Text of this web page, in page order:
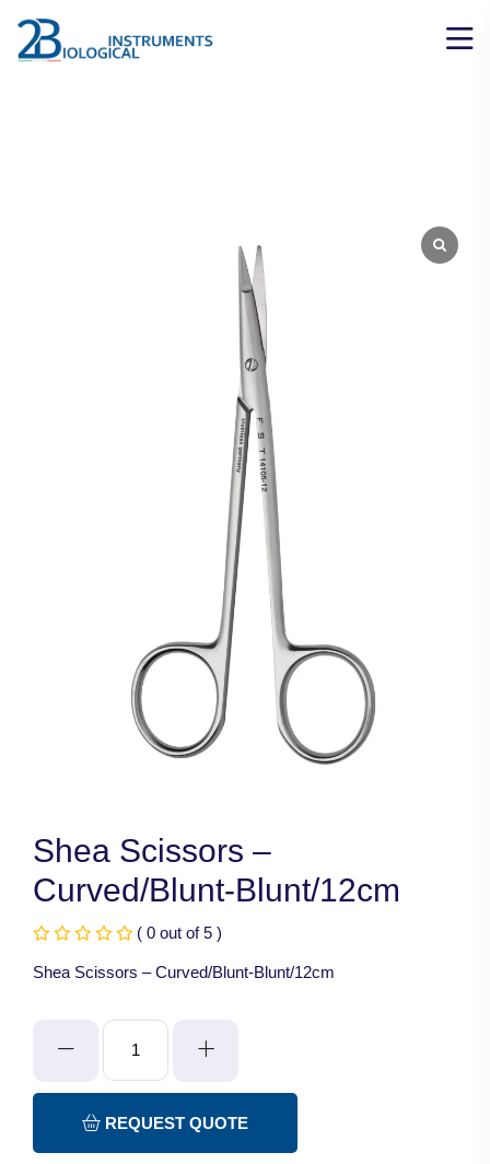
Shea Scissors –
Curved/Blunt-Blunt/12cm
( 0 out of 5 )
Shea Scissors – Curved/Blunt-Blunt/12cm
-
Curved/Blunt-
Blunt/12cm
REQUEST QUOTE